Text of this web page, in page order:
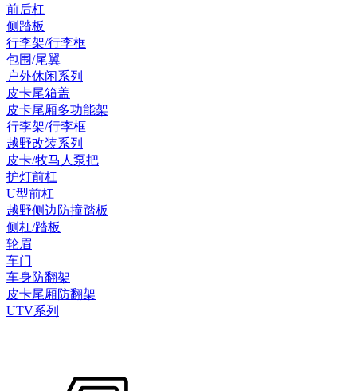
前后杠
侧踏板
行李架/行李框
包围/尾翼
户外休闲系列
皮卡尾箱盖
皮卡尾厢多功能架
行李架/行李框
越野改装系列
皮卡/牧马人泵把
护灯前杠
U型前杠
越野侧边防撞踏板
侧杠/踏板
轮眉
车门
车身防翻架
皮卡尾厢防翻架
UTV系列